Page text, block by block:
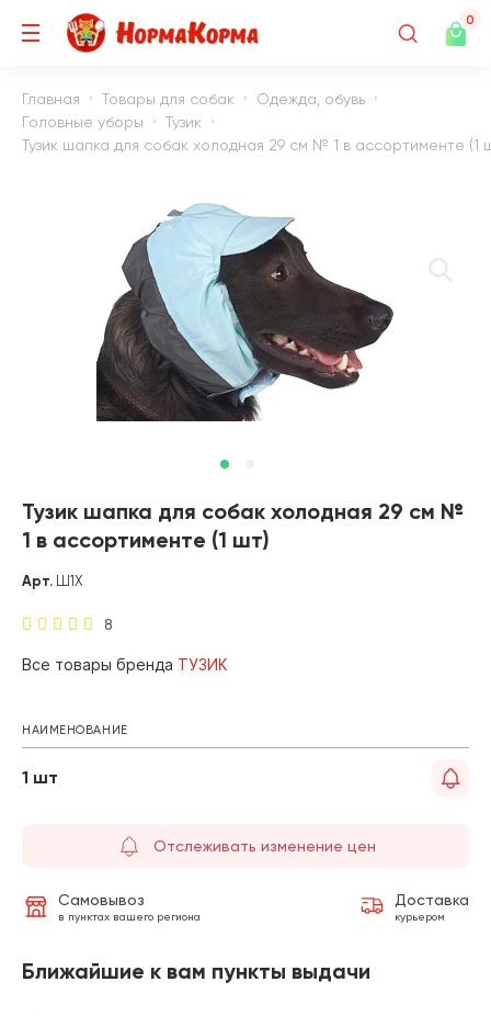
0
Главная Товары для собак
Одежда, обувь
Головные уборы
Тузик
Тузик шапка для собак холодная 29 см № 1 в ассортименте (1
Тузик шапка для собак холодная 29 см №
1 в ассортименте (1 шт)
8
Арт. Ш1Х
Все товары бренда ТУЗИК
НАИМЕНОВАНИЕ
1 шт
Отслеживать изменение цен
Самовывоз
в пунктах вашего региона
Доставка
курьером
Ближайшие к вам пункты выдачи